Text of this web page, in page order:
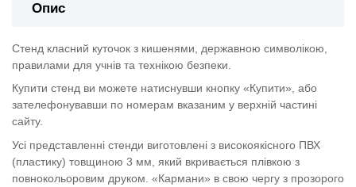
Опис
Стенд класний куточок з кишенями, державною символікою,
правилами для учнів та технікою безпеки.
Купити стенд ви можете натиснувши кнопку «Купити», або
зателефонувавши по номерам вказаним у верхній частині
сайту.
Усі представленні стенди виготовлені з високоякісного ПВХ
(пластику) товщиною 3 мм, який вкривається плівкою з
повнокольоровим друком. «Кармани» в свою чергу з прозорого